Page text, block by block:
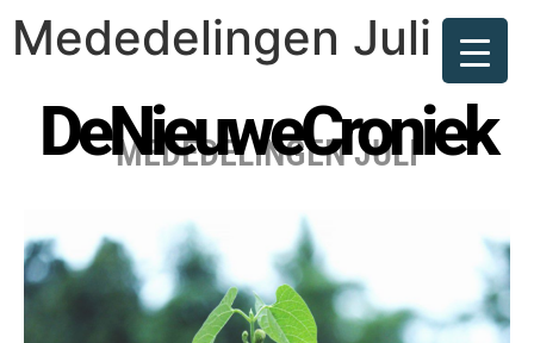
Mededelingen Juli
DeNieuweCroniek
MEDEDELINGEN JULI